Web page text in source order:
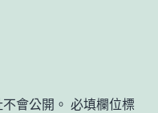
會公開。 必填欄位標